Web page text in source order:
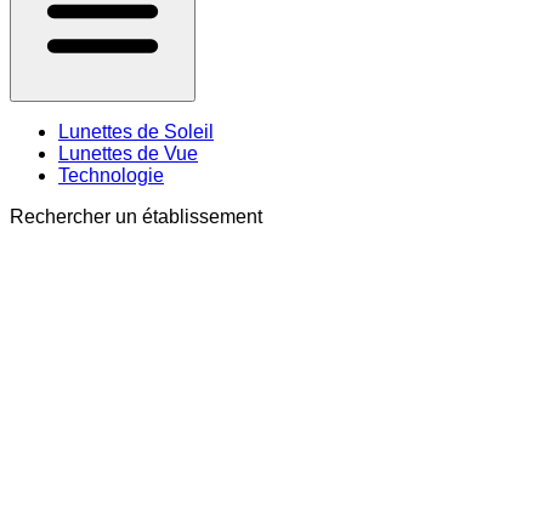
Lunettes de Soleil
Lunettes de Vue
Technologie
Rechercher un établissement